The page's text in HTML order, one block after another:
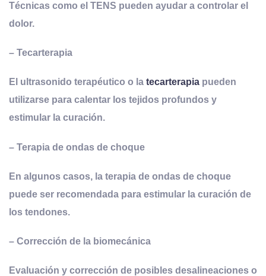
Técnicas como el TENS pueden ayudar a controlar el
dolor.
– Tecarterapia
El ultrasonido terapéutico o la tecarterapia pueden
utilizarse para calentar los tejidos profundos y
estimular la curación.
– Terapia de ondas de choque
En algunos casos, la terapia de ondas de choque
puede ser recomendada para estimular la curación de
los tendones.
– Corrección de la biomecánica
Evaluación y corrección de posibles desalineaciones o